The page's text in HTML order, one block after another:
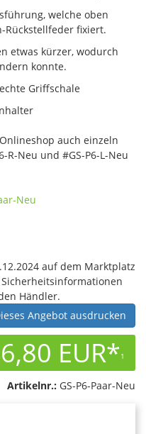
welche oben
Rückstellfeder fixiert.
etwas kürzer, wodurch
konnte.
Griffschale
auch einzeln
Neu und #GS-P6-L-Neu
Neu
auf dem Marktplatz
Händler.
Angebot ausdrucken
EUR*1
Artikelnr.: GS-P6-Paar-Neu